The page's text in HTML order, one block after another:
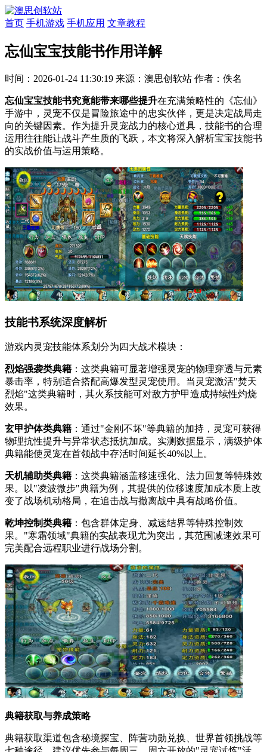
首页 手机游戏 手机应用 文章教程
忘仙宝宝技能书作用详解
时间：2026-01-24 11:30:19 来源：澳思创软站 作者：佚名
忘仙宝宝技能书究竟能带来哪些提升在充满策略性的《忘仙》
手游中，灵宠不仅是冒险旅途中的忠实伙伴，更是决定战局走
向的关键因素。作为提升灵宠战力的核心道具，技能书的合理
运用往往能让战斗产生质的飞跃，本文将深入解析宝宝技能书
的实战价值与运用策略。
技能书系统深度解析
游戏内灵宠技能体系划分为四大战术模块：
烈焰强袭类典籍 ：这类典籍可显著增强灵宠的物理穿透与元素
暴击率，特别适合搭配高爆发型灵宠使用。当灵宠激活"焚天
烈焰"这类典籍时，其火系技能可对敌方护甲造成持续性灼烧
效果。
玄甲护体类典籍 ：通过"金刚不坏"等典籍的加持，灵宠可获得
物理抗性提升与异常状态抵抗加成。实测数据显示，满级护体
典籍能使灵宠在首领战中存活时间延长40%以上。
天机辅助类典籍 ：这类典籍涵盖移速强化、法力回复等特殊效
果。以"凌波微步"典籍为例，其提供的位移速度加成本质上改
变了战场机动格局，在追击战与撤离战中具有战略价值。
乾坤控制类典籍 ：包含群体定身、减速结界等特殊控制效
果。"寒霜领域"典籍的实战表现尤为突出，其范围减速效果可
完美配合远程职业进行战场分割。
典籍获取与养成策略
典籍获取渠道包含秘境探宝、阵营功勋兑换、世界首领挑战等